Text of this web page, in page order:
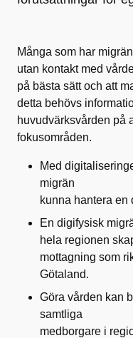
Många som har
utan kontakt med
på bästa sätt och att
detta behövs
huvudvärksvården på
fokusområden.
Med
migrän
kunna hantera en
En digifysisk
hela regionen
mottagning som
Götaland.
Göra vården kan
samtliga
medborgare i